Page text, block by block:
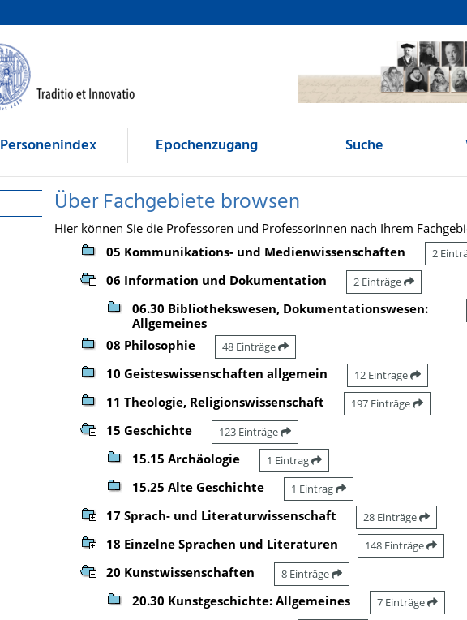
Personenindex Epochenzugang Suche
Über Fachgebiete browsen
Hier können Sie die Professoren und Professorinnen nach Ihrem
05 Kommunikations- und Medienwissenschaften
2
06 Information und Dokumentation 2 Einträge
06.30 Bibliothekswesen, Dokumentationswesen:
Allgemeines
08 Philosophie 48 Einträge
10 Geisteswissenschaften allgemein 12 Einträge
11 Theologie, Religionswissenschaft 197 Einträge
15 Geschichte 123 Einträge
15.15 Archäologie 1 Eintrag
15.25 Alte Geschichte 1 Eintrag
17 Sprach- und Literaturwissenschaft 28 Einträge
18 Einzelne Sprachen und Literaturen 148 Einträge
20 Kunstwissenschaften 8 Einträge
20.30 Kunstgeschichte: Allgemeines 7 Einträge